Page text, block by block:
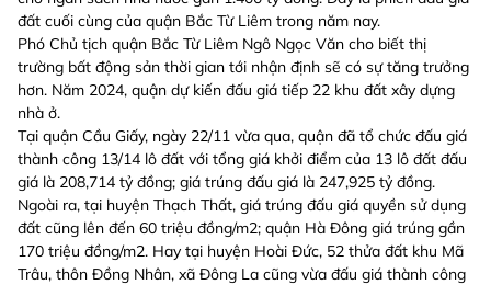
đất cuối cùng của quận Bắc Từ Liêm trong năm nay.
Phó Chủ tịch quận Bắc Từ Liêm Ngô Ngọc Văn cho biết thị
trường bất động sản thời gian tới nhận định sẽ có sự tăng trưởng
hơn. Năm 2024, quận dự kiến đấu giá tiếp 22 khu đất xây dựng
nhà ở.
Tại quận Cầu Giấy, ngày 22/11 vừa qua, quận đã tổ chức đấu giá
thành công 13/14 lô đất với tổng giá khởi điểm của 13 lô đất đấu
giá là 208,714 tỷ đồng; giá trúng đấu giá là 247,925 tỷ đồng.
Ngoài ra, tại huyện Thạch Thất, giá trúng đấu giá quyền sử dụng
đất cũng lên đến 60 triệu đồng/m2; quận Hà Đông giá trúng gần
170 triệu đồng/m2. Hay tại huyện Hoài Đức, 52 thửa đất khu Mã
Trâu, thôn Đồng Nhân, xã Đông La cũng vừa đấu giá thành công